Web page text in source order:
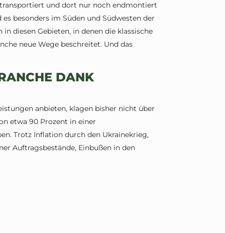
und dort nur noch endmontiert
besonders im Süden und Südwesten der
diesen Gebieten, in denen die klassische
neue Wege beschreitet. Und das
DANK
anbieten, klagen bisher nicht über
etwa 90 Prozent in einer
Trotz Inflation durch den Ukrainekrieg,
Auftragsbestände, Einbußen in den